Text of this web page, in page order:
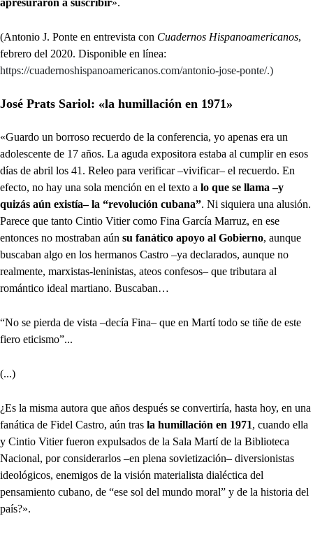
apresuraron a suscribir».
(Antonio J. Ponte en entrevista con Cuadernos Hispanoamericanos,
febrero del 2020. Disponible en línea:
https://cuadernoshispanoamericanos.com/antonio-jose-ponte/.)
José Prats Sariol: «la humillación en 1971»
«Guardo un borroso recuerdo de la conferencia, yo apenas era un
adolescente de 17 años. La aguda expositora estaba al cumplir en esos
días de abril los 41. Releo para verificar –vivificar– el recuerdo. En
efecto, no hay una sola mención en el texto a lo que se llama –y
quizás aún existía– la “revolución cubana”. Ni siquiera una alusión.
Parece que tanto Cintio Vitier como Fina García Marruz, en ese
entonces no mostraban aún su fanático apoyo al Gobierno, aunque
buscaban algo en los hermanos Castro –ya declarados, aunque no
realmente, marxistas-leninistas, ateos confesos– que tributara al
romántico ideal martiano. Buscaban…
“No se pierda de vista –decía Fina– que en Martí todo se tiñe de este
fiero eticismo”...
(...)
¿Es la misma autora que años después se convertiría, hasta hoy, en una
fanática de Fidel Castro, aún tras la humillación en 1971, cuando ella
y Cintio Vitier fueron expulsados de la Sala Martí de la Biblioteca
Nacional, por considerarlos –en plena sovietización– diversionistas
ideológicos, enemigos de la visión materialista dialéctica del
pensamiento cubano, de “ese sol del mundo moral” y de la historia del
país?».